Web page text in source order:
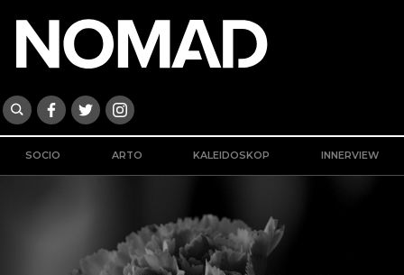
SOCIO ARTO KALEIDOSKOP INNERVIEW